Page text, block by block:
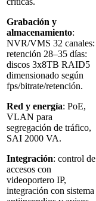
Grabación y
almacenamiento:
NVR/VMS 32 canales:
retención 28–35 días:
discos 3x8TB RAID5
dimensionado según
fps/bitrate/retención.
Red y energía: PoE,
VLAN para
segregación de tráfico,
SAI 2000 VA.
Integración: control de
accesos con
videoportero IP,
integración con sistema